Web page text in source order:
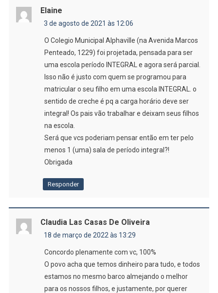
Elaine
3 de agosto de 2021 às 12:06
O Colegio Municipal Alphaville (na Avenida Marcos
Penteado, 1229) foi projetada, pensada para ser
uma escola período INTEGRAL e agora será parcial.
Isso não é justo com quem se programou para
matricular o seu filho em uma escola INTEGRAL. o
sentido de creche é pq a carga horário deve ser
integral! Os pais vão trabalhar e deixam seus filhos
na escola.
Será que vcs poderiam pensar então em ter pelo
menos 1 (uma) sala de período integral?!
Obrigada
Responder
Claudia Las Casas De Oliveira
18 de março de 2022 às 13:29
Concordo plenamente com vc, 100%
O povo acha que temos dinheiro para tudo, e todos
estamos no mesmo barco almejando o melhor
para os nossos filhos, e justamente, por querer